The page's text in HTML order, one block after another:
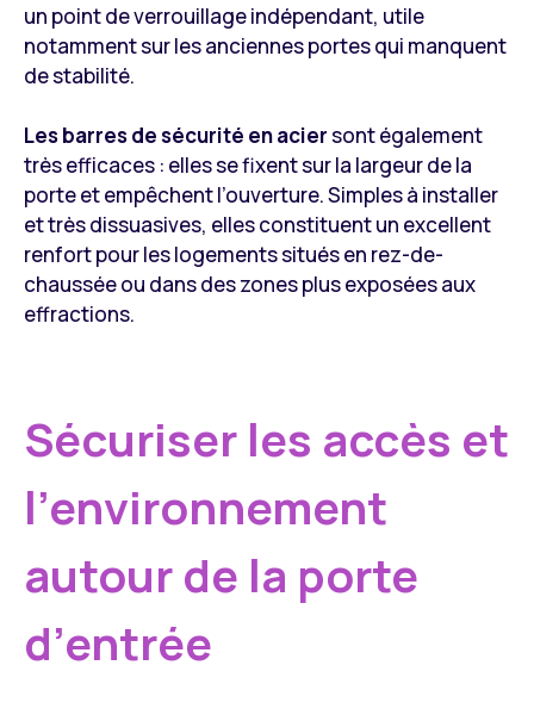
un point de verrouillage indépendant, utile
notamment sur les anciennes portes qui manquent
de stabilité.
Les barres de sécurité en aciersont également
très efficaces : elles se fixent sur la largeur de la
porte et empêchent l’ouverture. Simples à installer
et très dissuasives, elles constituent un excellent
renfort pour les logements situés en rez-de-
chaussée ou dans des zones plus exposées aux
effractions.
Sécuriser les accès et
l’environnement
autour de la porte
d’entrée